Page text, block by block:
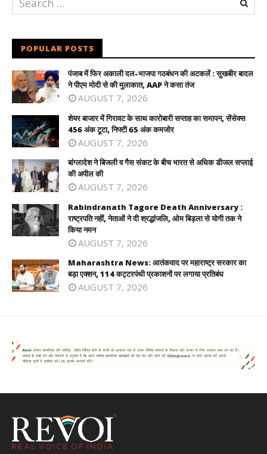
POPULAR POSTS
पंजाब में फिर अकाली दल-भाजपा गठबंधन की अटकलें : सुखबीर बादल
ने पीएम मोदी से की मुलाकात, AAP ने कसा तंज
AUGUST 7, 2026
शेयर बाजार में गिरावट के साथ कारोबारी सप्ताह का समापन, सेंसेक्स
456 अंक टूटा, निफ्टी 65 अंक कमजोर
AUGUST 7, 2026
बांग्लादेश ने बिजली व गैस संकट के बीच भारत से अधिक डीजल सप्लाई
की अपील की
AUGUST 7, 2026
Rabindranath Tagore Death Anniversary :
राष्ट्रपति नहीं, नेताओं ने दी श्रद्धांजलि, ओम बिड़ला से योगी तक ने
किया नमन
AUGUST 7, 2026
Maharashtra News: आतंकवाद पर महाराष्ट्र सरकार का
बड़ा एक्शन, 114 कट्टरपंथी प्रकाशनों पर लगाया प्रतिबंध
AUGUST 7, 2026